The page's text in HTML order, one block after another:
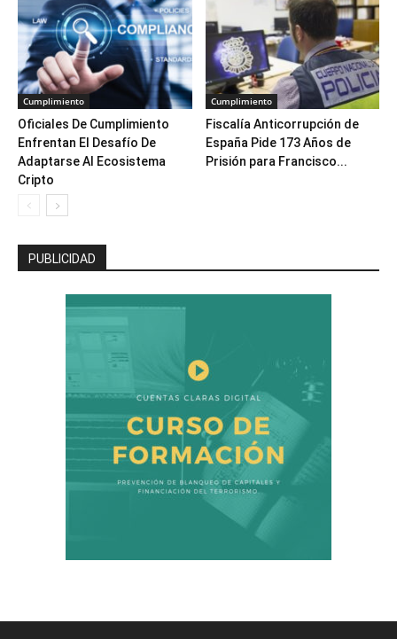
Cumplimiento
Oficiales De Cumplimiento
Enfrentan El Desafío De
Adaptarse Al Ecosistema
Cripto
Cumplimiento
Fiscalía Anticorrupción de
España Pide 173 Años de
Prisión para Francisco...
PUBLICIDAD